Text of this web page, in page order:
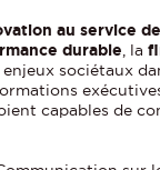
au service
durable , la
enjeux sociétaux
capables de